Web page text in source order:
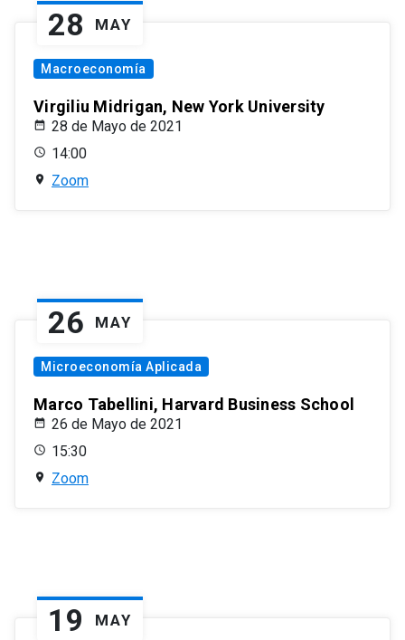
28 MAY
Macroeconomía
Virgiliu Midrigan, New York University
28 de Mayo de 2021
14:00
Zoom
26 MAY
Microeconomía Aplicada
Marco Tabellini, Harvard Business School
26 de Mayo de 2021
15:30
Zoom
19 MAY